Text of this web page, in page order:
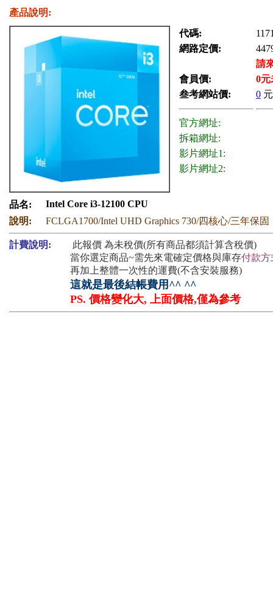
產品說明:
代碼:
網路定價:
請
會員價:
0元
叁考網站價:
0
官方網址:
拆箱網址:
影片網址1:
影片網址2:
品名:
Intel Core i3-12100 CPU
說明:
FCLGA1700/Intel UHD Graphics 730/四核心/三年保固
計費說明:
此報價 為未稅價(所有商品都須計算含稅價)
當你選定商品~需先來電確定價格與庫存付款方
再加上整體一次性的運費(不含安裝服務)
這就是最後結帳費用^^ ^^
PS. 價格變化大, 上面價格,僅為參考